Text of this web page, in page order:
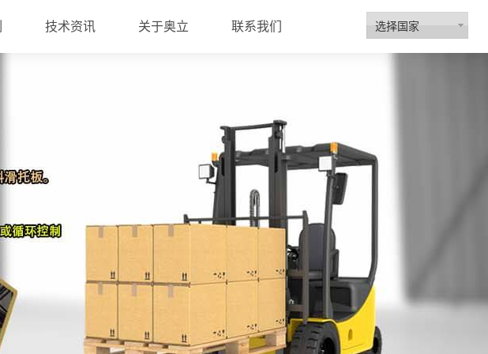
选择国家
技术资讯 关于奥立 联系我们